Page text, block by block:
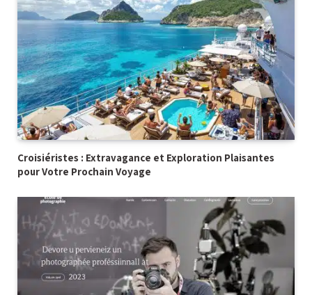
Croisiéristes : Extravagance et Exploration Plaisantes
pour Votre Prochain Voyage